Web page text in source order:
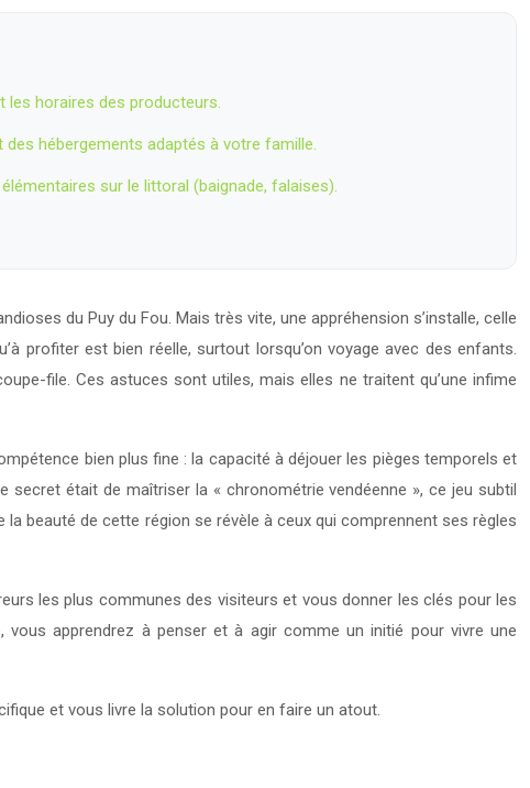
les horaires des producteurs.
hébergements adaptés à votre famille.
sur le littoral (baignade, falaises).
du Puy du Fou. Mais très vite, une appréhension s’installe, celle
profiter est bien réelle, surtout lorsqu’on voyage avec des enfants.
file. Ces astuces sont utiles, mais elles ne traitent qu’une infime
bien plus fine : la capacité à déjouer les pièges temporels et
secret était de maîtriser la « chronométrie vendéenne », ce jeu subtil
beauté de cette région se révèle à ceux qui comprennent ses règles
les plus communes des visiteurs et vous donner les clés pour les
vous apprendrez à penser et à agir comme un initié pour vivre une
et vous livre la solution pour en faire un atout.